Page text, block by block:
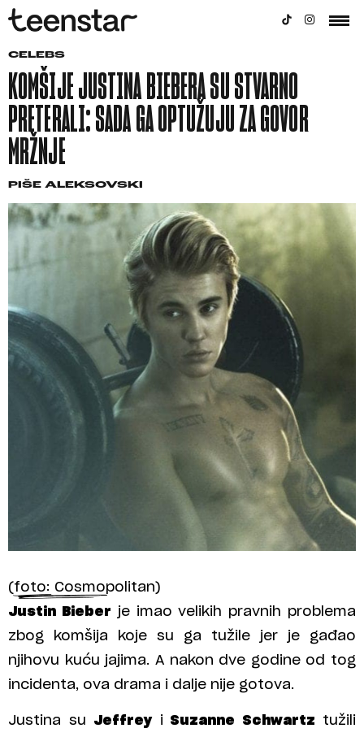
CELEBS
KOMŠIJE JUSTINA BIEBERA SU STVARNO
PRETERALI: SADA GA OPTUŽUJU ZA GOVOR
MRŽNJE
PIŠE ALEKSOVSKI
(foto: Cosmopolitan)
Justin Bieber je imao velikih pravnih problema
zbog komšija koje su ga tužile jer je gađao
njihovu kuću jajima. A nakon dve godine od tog
incidenta, ova drama i dalje nije gotova.
Justina su Jeffreyi Suzanne Schwartz tužili